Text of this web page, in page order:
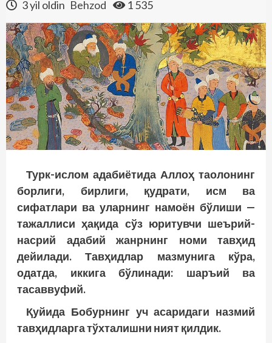
3 yil oldin Behzod 1 535
Турк-ислом адабиётида Аллоҳ таолонинг
борлиги, бирлиги, қудрати, исм ва
сифатлари ва уларнинг намоён бўлиши —
тажаллиси ҳақида сўз юритувчи шеърий-
насрий адабий жанрнинг номи тавҳид
дейилади. Тавҳидлар мазмунига кўра,
одатда, иккига бўлинади: шаръий ва
тасаввуфий.
Қуйида Бобурнинг уч асаридаги назмий
тавҳидларга тўхталишни ният қилдик.